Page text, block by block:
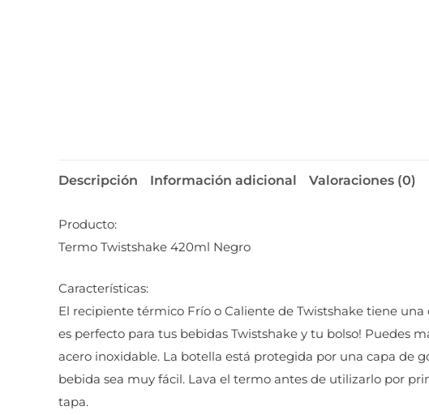
Descripción Información adicional Valoraciones (0)
Producto:
Termo Twistshake 420ml Negro
Características:
El recipiente térmico Frío o Caliente de Twistshake tiene
es perfecto para tus bebidas Twistshake y tu bolso! Puedes
acero inoxidable. La botella está protegida por una capa de
bebida sea muy fácil. Lava el termo antes de utilizarlo por
tapa.